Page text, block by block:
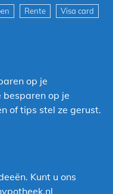
Rente Visa card
op je
op je
of tips stel ze gerust.
Kunt u ons